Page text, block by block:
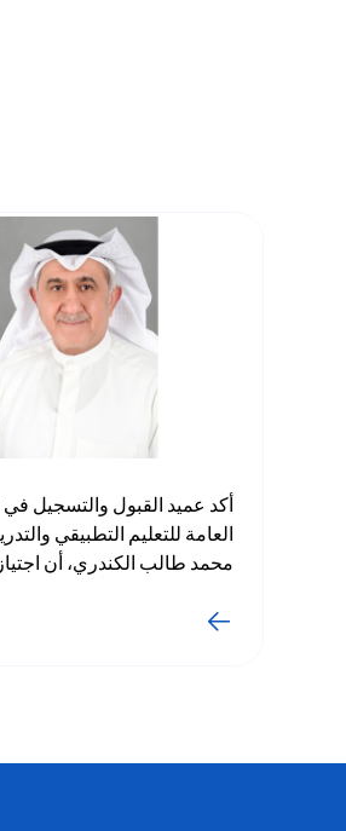
أكد عميد القبول والتسجيل في
العامة للتعليم التطبيقي
محمد طالب الكندري، أن
كلية التمريض وعدد من
إلى الالتزام بالمواعيد